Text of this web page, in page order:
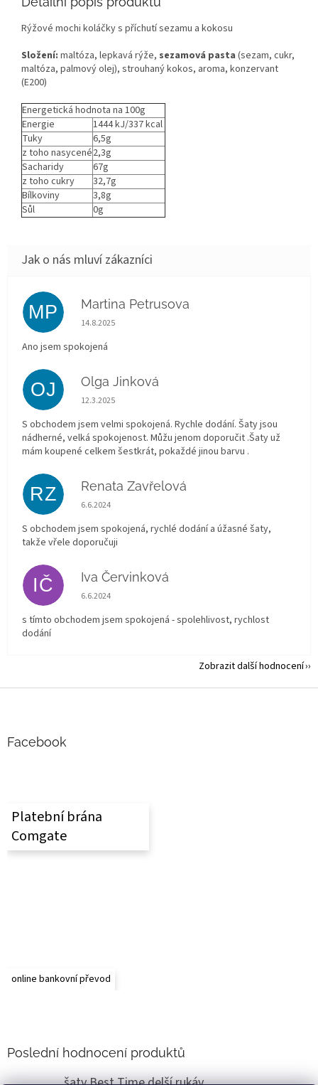
Rýžové mochi koláčky s příchutí sezamu a kokosu
Složení: maltóza, lepkavá rýže, sezamová pasta (sezam, cukr,
maltóza, palmový olej), strouhaný kokos, aroma, konzervant
(E200)
Energetická hodnota na 100g
Energie
1444 kJ/337 kcal
Tuky
6,5g
z toho nasycené2,3g
Sacharidy
67g
z toho cukry
32,7g
Bílkoviny
3,8g
Sůl
0g
MP Martina Petrusova
Hodnocení obchodu je 5 z 5 hvězdiček.
14.8.2025
Ano jsem spokojená
OJ Olga Jinková
Hodnocení obchodu je 5 z 5 hvězdiček.
12.3.2025
S obchodem jsem velmi spokojená. Rychle dodání. Šaty jsou
nádherné, velká spokojenost. Můžu jenom doporučit .Šaty už
mám koupené celkem šestkrát, pokaždé jinou barvu .
RZ Renata Zavřelová
Hodnocení obchodu je 5 z 5 hvězdiček.
6.6.2024
S obchodem jsem spokojená, rychlé dodání a úžasné šaty,
takže vřele doporučuji
IČ Iva Červinková
Hodnocení obchodu je 5 z 5 hvězdiček.
6.6.2024
s tímto obchodem jsem spokojená - spolehlivost, rychlost
dodání
Zobrazit další hodnocení
Facebook
Platební brána
Comgate
online bankovní převod
Poslední hodnocení produktů